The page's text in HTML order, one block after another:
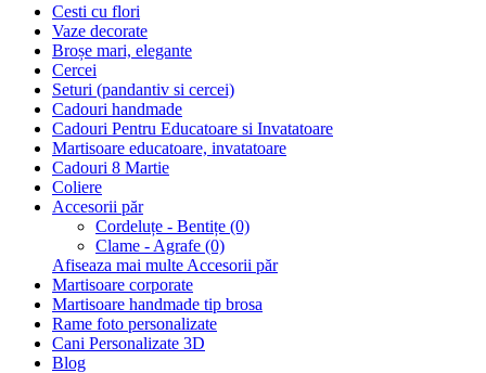
Cesti cu flori
Vaze decorate
Broșe mari, elegante
Cercei
Seturi (pandantiv si cercei)
Cadouri handmade
Cadouri Pentru Educatoare si Invatatoare
Martisoare educatoare, invatatoare
Cadouri 8 Martie
Coliere
Accesorii păr
Cordeluțe - Bentițe (0)
Clame - Agrafe (0)
Afiseaza mai multe Accesorii păr
Martisoare corporate
Martisoare handmade tip brosa
Rame foto personalizate
Cani Personalizate 3D
Blog